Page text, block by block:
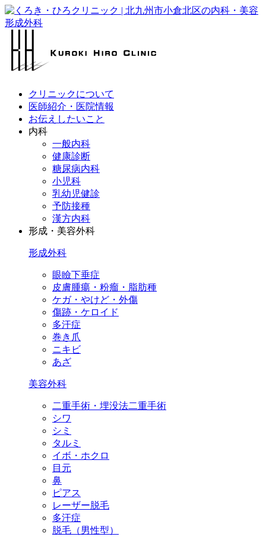
クリニックについて
医師紹介・医院情報
お伝えしたいこと
内科
一般内科
健康診断
糖尿病内科
小児科
乳幼児健診
予防接種
漢方内科
形成・美容外科
形成外科
眼瞼下垂症
皮膚腫瘍・粉瘤・脂肪種
ケガ・やけど・外傷
傷跡・ケロイド
多汗症
巻き爪
ニキビ
あざ
美容外科
二重手術・埋没法二重手術
シワ
シミ
タルミ
イボ・ホクロ
目元
鼻
ピアス
レーザー脱毛
多汗症
脱毛（男性型）